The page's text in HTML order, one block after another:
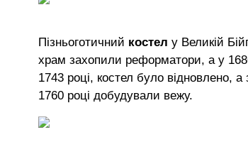
Пізньоготичний костел у Великій
храм захопили реформатори, а у
1743 році, костел було відновлено,
1760 році добудували вежу.